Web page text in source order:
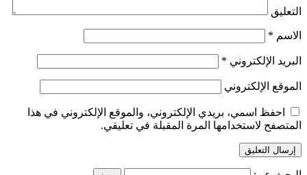
التعليق
الاسم *
البريد الإلكتروني *
الموقع الإلكتروني
احفظ اسمي، بريدي الإلكتروني، والموقع الإلكتروني في هذا
المتصفح لاستخدامها المرة المقبلة في تعليقي.